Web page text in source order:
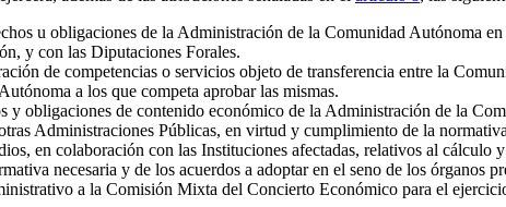
u obligaciones de la Administración de la Comunidad Autónoma
y con las Diputaciones Forales.
de competencias o servicios objeto de transferencia entre la
a los que competa aprobar las mismas.
y obligaciones de contenido económico de la Administración de la
Administraciones Públicas, en virtud y cumplimiento de la
en colaboración con las Instituciones afectadas, relativos al
necesaria y de los acuerdos a adoptar en el seno de los órganos
a la Comisión Mixta del Concierto Económico para el